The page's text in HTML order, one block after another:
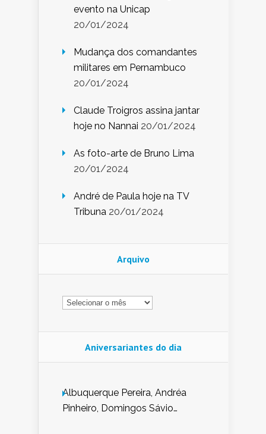
evento na Unicap
20/01/2024
Mudança dos comandantes
militares em Pernambuco
20/01/2024
Claude Troigros assina jantar
hoje no Nannai 20/01/2024
As foto-arte de Bruno Lima
20/01/2024
André de Paula hoje na TV
Tribuna 20/01/2024
Arquivo
Arquivo
Aniversariantes do dia
Albuquerque Pereira, Andréa
Pinheiro, Domingos Sávio